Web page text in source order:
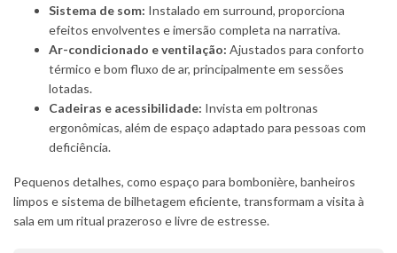
Sistema de som: Instalado em surround, proporciona
efeitos envolventes e imersão completa na narrativa.
Ar-condicionado e ventilação: Ajustados para conforto
térmico e bom fluxo de ar, principalmente em sessões
lotadas.
Cadeiras e acessibilidade: Invista em poltronas
ergonômicas, além de espaço adaptado para pessoas com
deficiência.
Pequenos detalhes, como espaço para bombonière, banheiros
limpos e sistema de bilhetagem eficiente, transformam a visita à
sala em um ritual prazeroso e livre de estresse.